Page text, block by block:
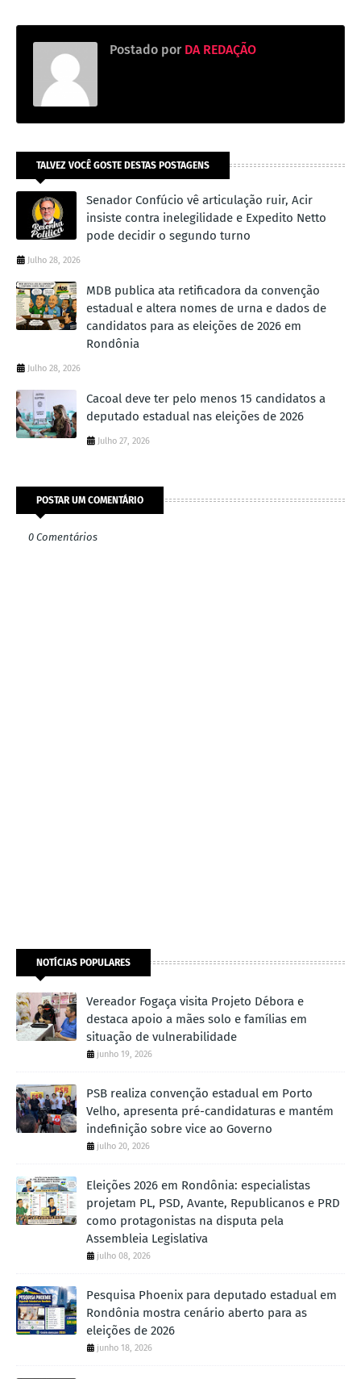
Postado por DA REDAÇÃO
TALVEZ VOCÊ GOSTE DESTAS POSTAGENS
Senador Confúcio vê articulação ruir, Acir
insiste contra inelegilidade e Expedito Netto
pode decidir o segundo turno
Julho 28, 2026
MDB publica ata retificadora da convenção
estadual e altera nomes de urna e dados de
candidatos para as eleições de 2026 em
Rondônia
Julho 28, 2026
Cacoal deve ter pelo menos 15 candidatos a
deputado estadual nas eleições de 2026
Julho 27, 2026
POSTAR UM COMENTÁRIO
0 Comentários
NOTÍCIAS POPULARES
Vereador Fogaça visita Projeto Débora e
destaca apoio a mães solo e famílias em
situação de vulnerabilidade
junho 19, 2026
PSB realiza convenção estadual em Porto
Velho, apresenta pré-candidaturas e mantém
indefinição sobre vice ao Governo
julho 20, 2026
Eleições 2026 em Rondônia: especialistas
projetam PL, PSD, Avante, Republicanos e PRD
como protagonistas na disputa pela
Assembleia Legislativa
julho 08, 2026
Pesquisa Phoenix para deputado estadual em
Rondônia mostra cenário aberto para as
eleições de 2026
junho 18, 2026